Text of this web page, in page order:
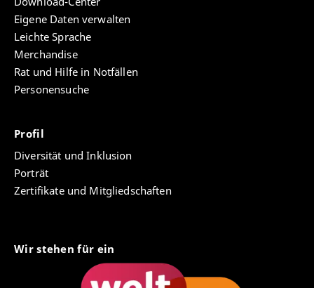
Eigene Daten verwalten
Leichte Sprache
Merchandise
Rat und Hilfe in Notfällen
Personensuche
Profil
Diversität und Inklusion
Porträt
Zertifikate und Mitgliedschaften
Wir stehen für ein